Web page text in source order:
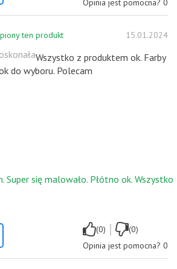
Opinia jest pomocna? 0
ten produkt 15.01.2024
Wszystko z produktem ok. Farby
do wyboru. Polecam
Super się malowało. Płótno ok. Wszystko
(0) |
(0)
Opinia jest pomocna? 0